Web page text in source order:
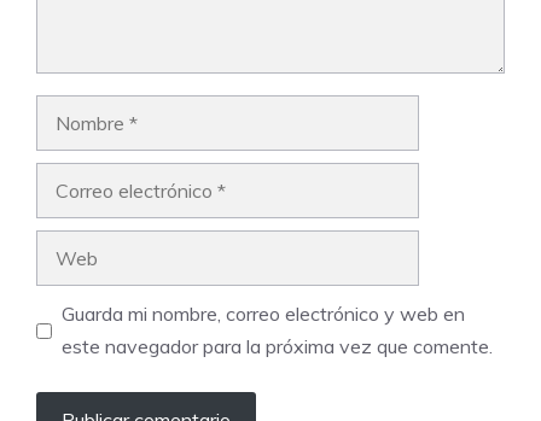
Guarda mi nombre, correo electrónico y web en
este navegador para la próxima vez que comente.